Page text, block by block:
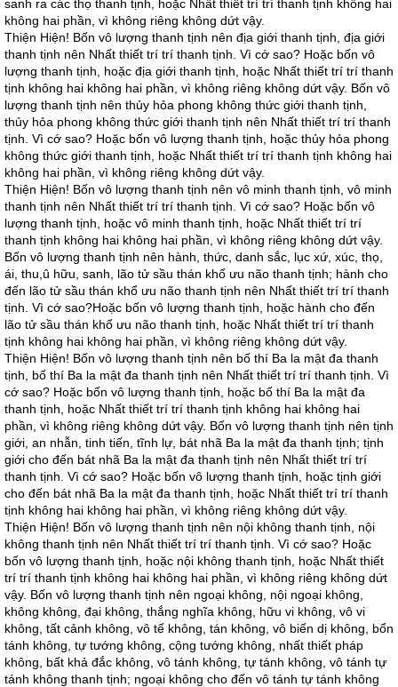
sanh ra các thọ thanh tịnh, hoặc Nhất thiết trí trí thanh tịnh không hai
không hai phần, vì không riêng không dứt vậy.
Thiện Hiện! Bốn vô lượng thanh tịnh nên địa giới thanh tịnh, địa giới
thanh tịnh nên Nhất thiết trí trí thanh tịnh. Vì cớ sao? Hoặc bốn vô
lượng thanh tịnh, hoặc địa giới thanh tịnh, hoặc Nhất thiết trí trí thanh
tịnh không hai không hai phần, vì không riêng không dứt vậy. Bốn vô
lượng thanh tịnh nên thủy hỏa phong không thức giới thanh tịnh,
thủy hỏa phong không thức giới thanh tịnh nên Nhất thiết trí trí thanh
tịnh. Vì cớ sao? Hoặc bốn vô lượng thanh tịnh, hoặc thủy hỏa phong
không thức giới thanh tịnh, hoặc Nhất thiết trí trí thanh tịnh không hai
không hai phần, vì không riêng không dứt vậy.
Thiện Hiện! Bốn vô lượng thanh tịnh nên vô minh thanh tịnh, vô minh
thanh tịnh nên Nhất thiết trí trí thanh tịnh. Vì cớ sao? Hoặc bốn vô
lượng thanh tịnh, hoặc vô minh thanh tịnh, hoặc Nhất thiết trí trí
thanh tịnh không hai không hai phần, vì không riêng không dứt vậy.
Bốn vô lượng thanh tịnh nên hành, thức, danh sắc, lục xứ, xúc, thọ,
ái, thu,û hữu, sanh, lão tử sầu thán khổ ưu não thanh tịnh; hành cho
đến lão tử sầu thán khổ ưu não thanh tịnh nên Nhất thiết trí trí thanh
tịnh. Vì cớ sao?Hoặc bốn vô lượng thanh tịnh, hoặc hành cho đến
lão tử sầu thán khổ ưu não thanh tịnh, hoặc Nhất thiết trí trí thanh
tịnh không hai không hai phần, vì không riêng không dứt vậy.
Thiện Hiện! Bốn vô lượng thanh tịnh nên bố thí Ba la mật đa thanh
tịnh, bố thí Ba la mật đa thanh tịnh nên Nhất thiết trí trí thanh tịnh. Vì
cớ sao? Hoặc bốn vô lượng thanh tịnh, hoặc bố thí Ba la mật đa
thanh tịnh, hoặc Nhất thiết trí trí thanh tịnh không hai không hai
phần, vì không riêng không dứt vậy. Bốn vô lượng thanh tịnh nên tịnh
giới, an nhẫn, tinh tiến, tĩnh lự, bát nhã Ba la mật đa thanh tịnh; tịnh
giới cho đến bát nhã Ba la mật đa thanh tịnh nên Nhất thiết trí trí
thanh tịnh. Vì cớ sao? Hoặc bốn vô lượng thanh tịnh, hoặc tịnh giới
cho đến bát nhã Ba la mật đa thanh tịnh, hoặc Nhất thiết trí trí thanh
tịnh không hai không hai phần, vì không riêng không dứt vậy.
Thiện Hiện! Bốn vô lượng thanh tịnh nên nội không thanh tịnh, nội
không thanh tịnh nên Nhất thiết trí trí thanh tịnh. Vì cớ sao? Hoặc
bốn vô lượng thanh tịnh, hoặc nội không thanh tịnh, hoặc Nhất thiết
trí trí thanh tịnh không hai không hai phần, vì không riêng không dứt
vậy. Bốn vô lượng thanh tịnh nên ngoại không, nội ngoại không,
không không, đại không, thắng nghĩa không, hữu vi không, vô vi
không, tất cảnh không, vô tế không, tán không, vô biến dị không, bổn
tánh không, tự tướng không, cộng tướng không, nhất thiết pháp
không, bất khả đắc không, vô tánh không, tự tánh không, vô tánh tự
tánh không thanh tịnh; ngoại không cho đến vô tánh tự tánh không